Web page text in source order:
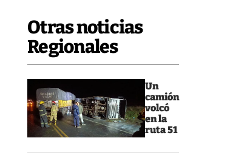
Otras noticias
Regionales
Un
camión
volcó
en la
ruta 51